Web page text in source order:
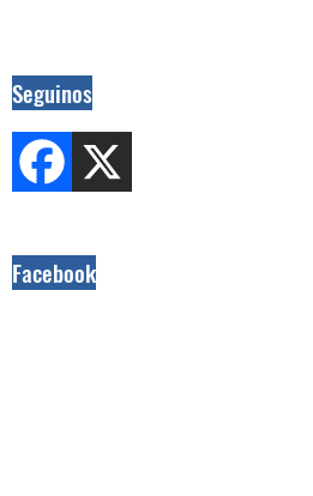
Seguinos
Facebook